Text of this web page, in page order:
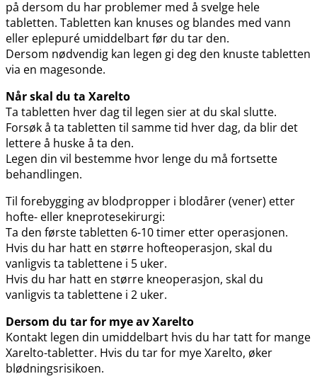
på dersom du har problemer med å svelge hele
tabletten. Tabletten kan knuses og blandes med vann
eller eplepuré umiddelbart før du tar den.
Dersom nødvendig kan legen gi deg den knuste tabletten
via en magesonde.
Når skal du ta Xarelto
Ta tabletten hver dag til legen sier at du skal slutte.
Forsøk å ta tabletten til samme tid hver dag, da blir det
lettere å huske å ta den.
Legen din vil bestemme hvor lenge du må fortsette
behandlingen.
Til forebygging av blodpropper i blodårer (vener) etter
hofte- eller kneprotesekirurgi:
Ta den første tabletten 6-10 timer etter operasjonen.
Hvis du har hatt en større hofteoperasjon, skal du
vanligvis ta tablettene i 5 uker.
Hvis du har hatt en større kneoperasjon, skal du
vanligvis ta tablettene i 2 uker.
Dersom du tar for mye av Xarelto
Kontakt legen din umiddelbart hvis du har tatt for mange
Xarelto-tabletter. Hvis du tar for mye Xarelto, øker
blødningsrisikoen.